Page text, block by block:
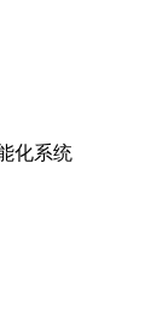
化系统